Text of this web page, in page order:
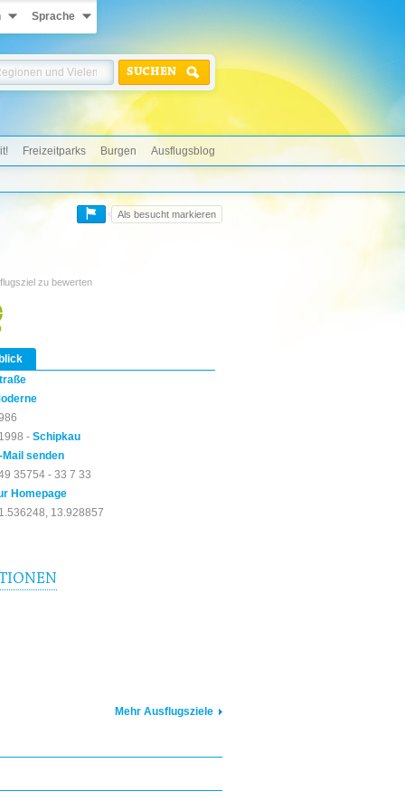
Sprache
SUCHEN
Freizeitparks Burgen Ausflugsblog
Als besucht markieren
zu bewerten
-Schipkau
Mail senden
35754 - 33 7 33
Homepage
13.928857
Mehr Ausflugsziele